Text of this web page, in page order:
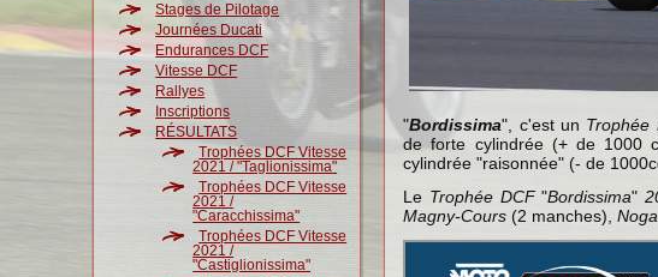
Stages de Pilotage
Journées Ducati
Endurances DCF
Vitesse DCF
Rallyes
Inscriptions
RÉSULTATS
Trophées DCF Vitesse
2021 / "Taglionissima"
Trophées DCF Vitesse
2021 /
"Caracchissima"
Trophées DCF Vitesse
2021 /
"Castiglionissima"
"Bordissima", c'est un Trophée
de forte cylindrée (+ de 1000
cylindrée "raisonnée" (- de
Le Trophée DCF"Bordissima"
Magny-Cours (2 manches),